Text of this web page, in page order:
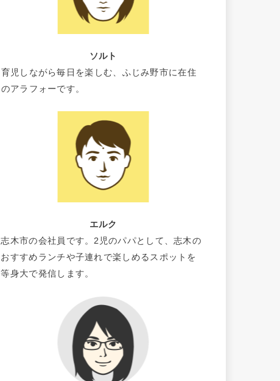
ソルト
育児しながら毎日を楽しむ、ふじみ野市に在住
のアラフォーです。
エルク
志木市の会社員です。2児のパパとして、志木の
おすすめランチや子連れで楽しめるスポットを
等身大で発信します。